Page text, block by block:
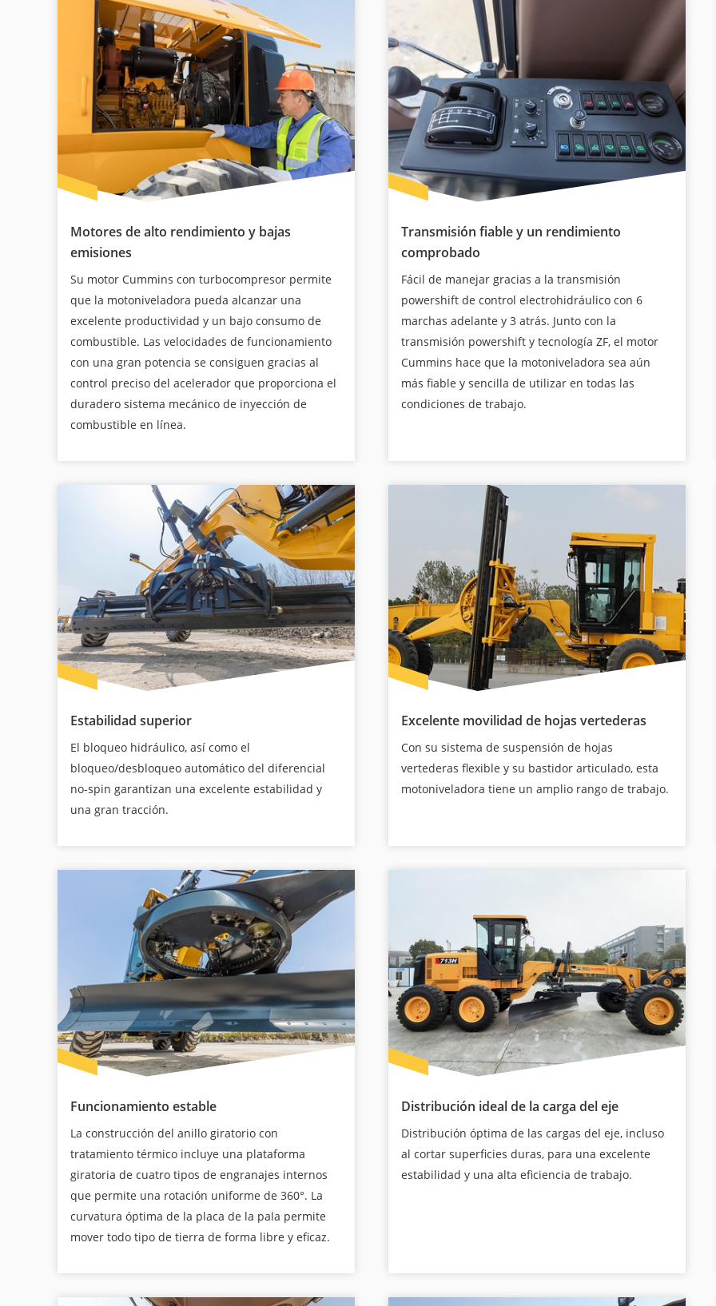
Motores de alto rendimiento y bajas
emisiones
Su motor Cummins con turbocompresor permite
que la motoniveladora pueda alcanzar una
excelente productividad y un bajo consumo de
combustible. Las velocidades de funcionamiento
con una gran potencia se consiguen gracias al
control preciso del acelerador que proporciona el
duradero sistema mecánico de inyección de
combustible en línea.
Transmisión fiable y un rendimiento
comprobado
Fácil de manejar gracias a la transmisión
powershift de control electrohidráulico con 6
marchas adelante y 3 atrás. Junto con la
transmisión powershift y tecnología ZF, el motor
Cummins hace que la motoniveladora sea aún
más fiable y sencilla de utilizar en todas las
condiciones de trabajo.
Estabilidad superior
El bloqueo hidráulico, así como el
bloqueo/desbloqueo automático del diferencial
no-spin garantizan una excelente estabilidad y
una gran tracción.
Excelente movilidad de hojas vertederas
Con su sistema de suspensión de hojas
vertederas flexible y su bastidor articulado, esta
motoniveladora tiene un amplio rango de trabajo.
Funcionamiento estable
La construcción del anillo giratorio con
tratamiento térmico incluye una plataforma
giratoria de cuatro tipos de engranajes internos
que permite una rotación uniforme de 360°. La
curvatura óptima de la placa de la pala permite
mover todo tipo de tierra de forma libre y eficaz.
Distribución ideal de la carga del eje
Distribución óptima de las cargas del eje, incluso
al cortar superficies duras, para una excelente
estabilidad y una alta eficiencia de trabajo.